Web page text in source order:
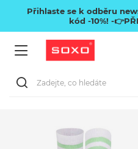
Přihlaste se k odběru
kód -10%! -